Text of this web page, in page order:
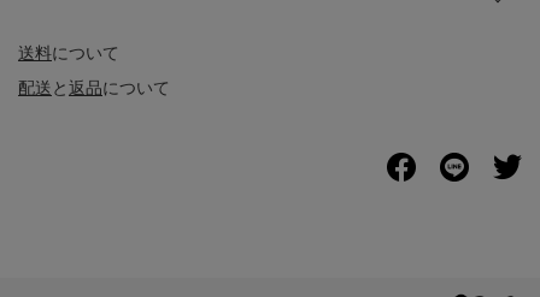
送料について
配送と返品について